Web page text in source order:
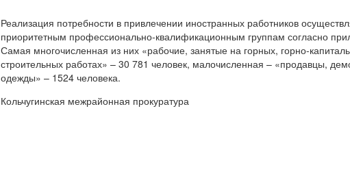
Реализация потребности в привлечении иностранных работников
приоритетным профессионально-квалификационным группам согласно
Самая многочисленная из них «рабочие, занятые на горных, горно-
строительных работах» – 30 781 человек, малочисленная – «продавцы,
одежды» – 1524 человека.
Кольчугинская межрайонная прокуратура